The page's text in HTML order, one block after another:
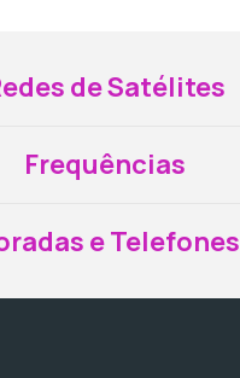
de Satélites
Frequências
e Telefones